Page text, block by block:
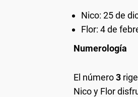
Nico: 25 de
Flor: 4 de
Numerología
El número3
Nico y Flor